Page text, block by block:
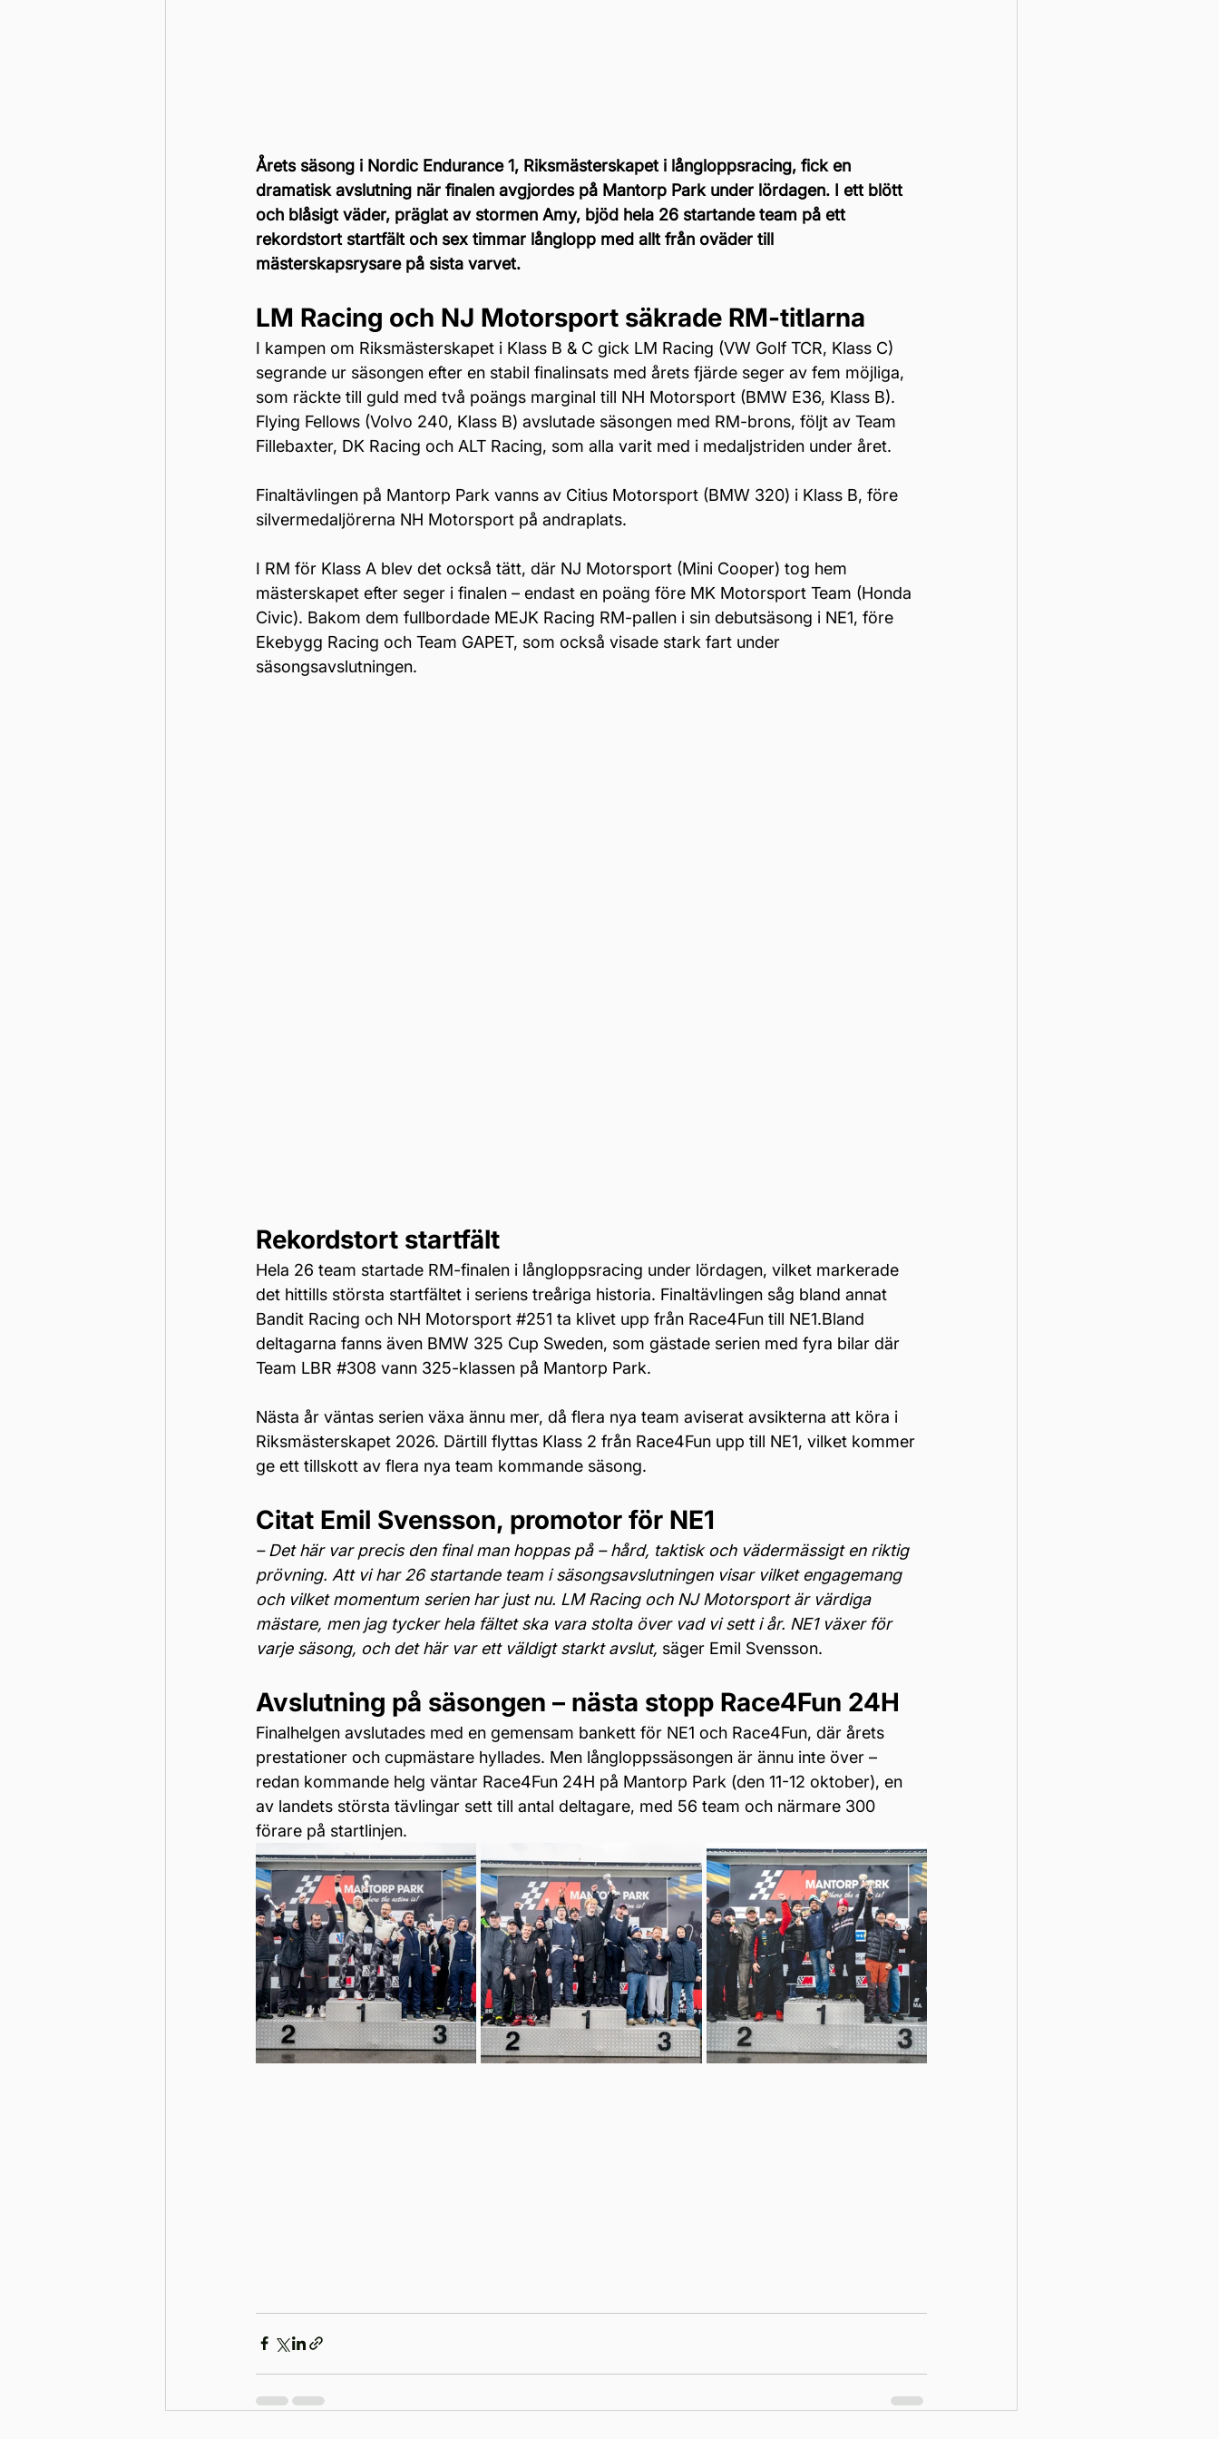
Årets säsong i Nordic Endurance 1, Riksmästerskapet i långloppsracing, fick en
dramatisk avslutning när finalen avgjordes på Mantorp Park under lördagen. I ett blött
och blåsigt väder, präglat av stormen Amy, bjöd hela 26 startande team på ett
rekordstort startfält och sex timmar långlopp med allt från oväder till
mästerskapsrysare på sista varvet.
LM Racing och NJ Motorsport säkrade RM-titlarna
I kampen om Riksmästerskapet i Klass B & C gick LM Racing (VW Golf TCR, Klass C)
segrande ur säsongen efter en stabil finalinsats med årets fjärde seger av fem möjliga,
som räckte till guld med två poängs marginal till NH Motorsport (BMW E36, Klass B).
Flying Fellows (Volvo 240, Klass B) avslutade säsongen med RM-brons, följt av Team
Fillebaxter, DK Racing och ALT Racing, som alla varit med i medaljstriden under året.
Finaltävlingen på Mantorp Park vanns av Citius Motorsport (BMW 320) i Klass B, före
silvermedaljörerna NH Motorsport på andraplats.
I RM för Klass A blev det också tätt, där NJ Motorsport (Mini Cooper) tog hem
mästerskapet efter seger i finalen – endast en poäng före MK Motorsport Team (Honda
Civic). Bakom dem fullbordade MEJK Racing RM-pallen i sin debutsäsong i NE1, före
Ekebygg Racing och Team GAPET, som också visade stark fart under
säsongsavslutningen.
Rekordstort startfält
Hela 26 team startade RM-finalen i långloppsracing under lördagen, vilket markerade
det hittills största startfältet i seriens treåriga historia. Finaltävlingen såg bland annat
Bandit Racing och NH Motorsport #251 ta klivet upp från Race4Fun till NE1.Bland
deltagarna fanns även BMW 325 Cup Sweden, som gästade serien med fyra bilar där
Team LBR #308 vann 325-klassen på Mantorp Park.
Nästa år väntas serien växa ännu mer, då flera nya team aviserat avsikterna att köra i
Riksmästerskapet 2026. Därtill flyttas Klass 2 från Race4Fun upp till NE1, vilket kommer
ge ett tillskott av flera nya team kommande säsong.
Citat Emil Svensson, promotor för NE1
– Det här var precis den final man hoppas på – hård, taktisk och vädermässigt en riktig
prövning. Att vi har 26 startande team i säsongsavslutningen visar vilket engagemang
och vilket momentum serien har just nu. LM Racing och NJ Motorsport är värdiga
mästare, men jag tycker hela fältet ska vara stolta över vad vi sett i år. NE1 växer för
varje säsong, och det här var ett väldigt starkt avslut, säger Emil Svensson.
Avslutning på säsongen – nästa stopp Race4Fun 24H
Finalhelgen avslutades med en gemensam bankett för NE1 och Race4Fun, där årets
prestationer och cupmästare hyllades. Men långloppssäsongen är ännu inte över –
redan kommande helg väntar Race4Fun 24H på Mantorp Park (den 11-12 oktober), en
av landets största tävlingar sett till antal deltagare, med 56 team och närmare 300
förare på startlinjen.